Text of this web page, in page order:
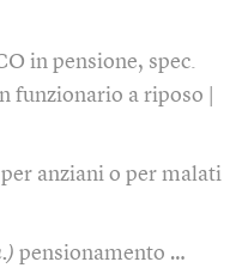
in pensione, spec.
funzionario a riposo |
anziani o per malati
pensionamento …